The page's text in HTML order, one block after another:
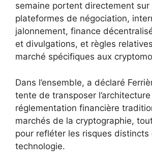
semaine portent directement sur
plateformes de négociation,
jalonnement, finance
et divulgations, et règles
marché spécifiques aux
Dans l’ensemble, a déclaré
tente de transposer
réglementation financière
marchés de la cryptographie,
pour refléter les risques distincts
technologie.